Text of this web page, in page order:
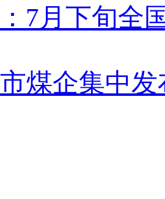
7月下旬全
煤企集中